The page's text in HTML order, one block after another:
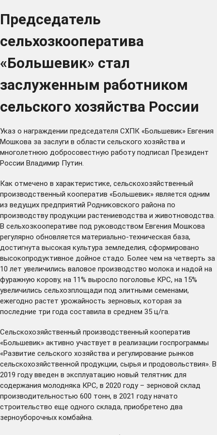
Председатель
сельхозкооператива
«Большевик» стал
заслуженным работником
сельского хозяйства России
Указ о награждении председателя СХПК «Большевик» Евгения
Мошкова за заслуги в области сельского хозяйства и
многолетнюю добросовестную работу подписал Президент
России Владимир Путин.
Как отмечено в характеристике, сельскохозяйственный
производственный кооператив «Большевик» является одним
из ведущих предприятий Родниковского района по
производству продукции растениеводства и животноводства.
В сельхозкооперативе под руководством Евгения Мошкова
регулярно обновляется материально-техническая база,
достигнута высокая культура земледелия, сформировано
высокопродуктивное дойное стадо. Более чем на четверть за
10 лет увеличились валовое производство молока и надой на
фуражную корову, на 11% выросло поголовье КРС, на 15%
увеличились сельхозплощади под элитными семенами,
ежегодно растет урожайность зерновых, которая за
последние три года составила в среднем 35 ц/га.
Сельскохозяйственный производственный кооператив
«Большевик» активно участвует в реализации госпрограммы
«Развитие сельского хозяйства и регулирование рынков
сельскохозяйственной продукции, сырья и продовольствия». В
2019 году введен в эксплуатацию новый телятник для
содержания молодняка КРС, в 2020 году – зерновой склад
производительностью 600 тонн, в 2021 году начато
строительство еще одного склада, приобретено два
зерноуборочных комбайна.